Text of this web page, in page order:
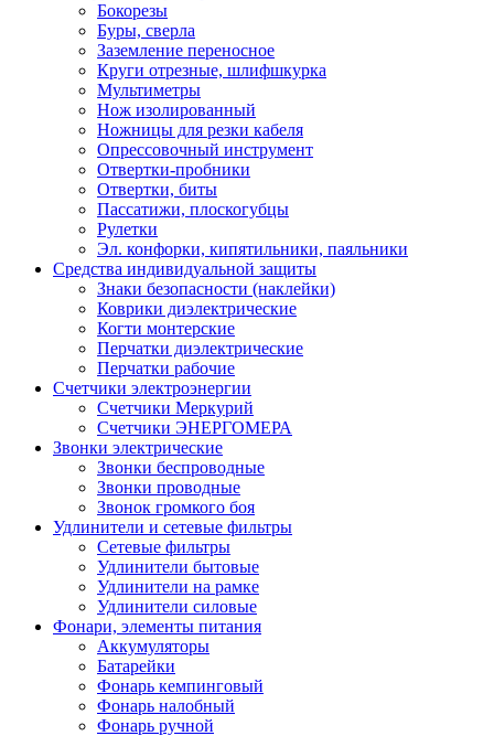
Бокорезы
Буры, сверла
Заземление переносное
Круги отрезные, шлифшкурка
Мультиметры
Нож изолированный
Ножницы для резки кабеля
Опрессовочный инструмент
Отвертки-пробники
Отвертки, биты
Пассатижи, плоскогубцы
Рулетки
Эл. конфорки, кипятильники, паяльники
Средства индивидуальной защиты
Знаки безопасности (наклейки)
Коврики диэлектрические
Когти монтерские
Перчатки диэлектрические
Перчатки рабочие
Счетчики электроэнергии
Счетчики Меркурий
Счетчики ЭНЕРГОМЕРА
Звонки электрические
Звонки беспроводные
Звонки проводные
Звонок громкого боя
Удлинители и сетевые фильтры
Сетевые фильтры
Удлинители бытовые
Удлинители на рамке
Удлинители силовые
Фонари, элементы питания
Аккумуляторы
Батарейки
Фонарь кемпинговый
Фонарь налобный
Фонарь ручной